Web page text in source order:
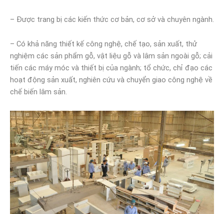
– Được trang bị các kiến thức cơ bản, cơ sở và chuyên ngành.
– Có khả năng thiết kế công nghệ, chế tạo, sản xuất, thử
nghiệm các sản phẩm gỗ, vật liệu gỗ và lâm sản ngoài gỗ; cải
tiến các máy móc và thiết bị của ngành; tổ chức, chỉ đạo các
hoạt động sản xuất, nghiên cứu và chuyển giao công nghệ về
chế biến lâm sản.